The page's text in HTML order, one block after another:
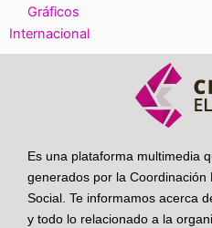
Gráficos
Internacional
Es una plataforma multimedia
generados por la Coordinación
Social. Te informamos acerca
y todo lo relacionado a la